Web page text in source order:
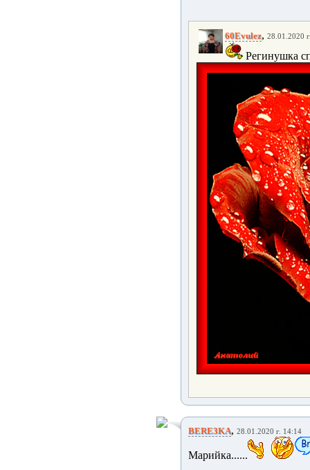
60Evulez, 28.01.2020
Регинушка
BERE3KA, 28.01.2020 г. 14:14
Марийка......